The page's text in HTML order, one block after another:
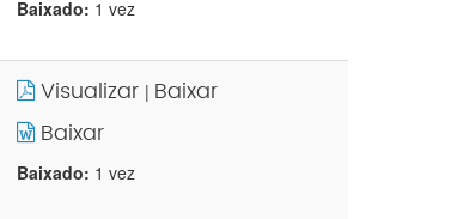
Baixado: 1 vez
Visualizar | Baixar
Baixar
Baixado: 1 vez